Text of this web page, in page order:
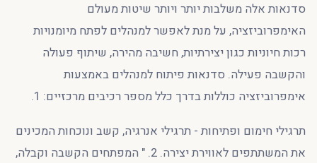
סדנאות אלה משלבות יותר ויותר שיטות מעולם
האימפרוביזציה, על מנת לאפשר למנהלים לפתח מיומנויות
רכות חיוניות כגון יצירתיות, חשיבה מהירה, שיתוף פעולה
והקשבה פעילה. סדנאות פיתוח למנהלים באמצעות
אימפרוביזציה כוללות בדרך כלל מספר רכיבים מרכזיים: 1.
תרגילי חימום ופתיחות - תרגילי אנרגיה, קשב ונוכחות המכינים
את המשתתפים לאווירת יצירה. 2. " המפתחים הקשבה וקבלה,